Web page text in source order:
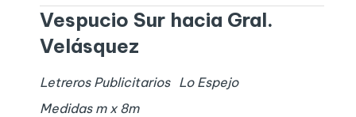
Vespucio Sur hacia Gral.
Velásquez
Letreros Publicitarios
Lo Espejo
Medidas m x 8m